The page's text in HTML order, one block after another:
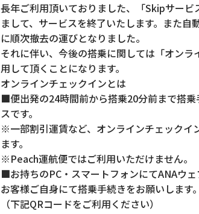
長年ご利用頂いておりました、「Skipサー
まして、サービスを終了いたします。また
に順次撤去の運びとなりました。
それに伴い、今後の搭乗に関しては「オン
用して頂くことになります。
オンラインチェックインとは
■便出発の24時間前から搭乗20分前まで搭
スです。
※一部割引運賃など、オンラインチェックイ
ます。
※Peach運航便ではご利用いただけません。
■お持ちのPC・スマートフォンにてANAウェ
お客様ご自身にて搭乗手続きをお願いします。
（下記QRコードをご利用ください）